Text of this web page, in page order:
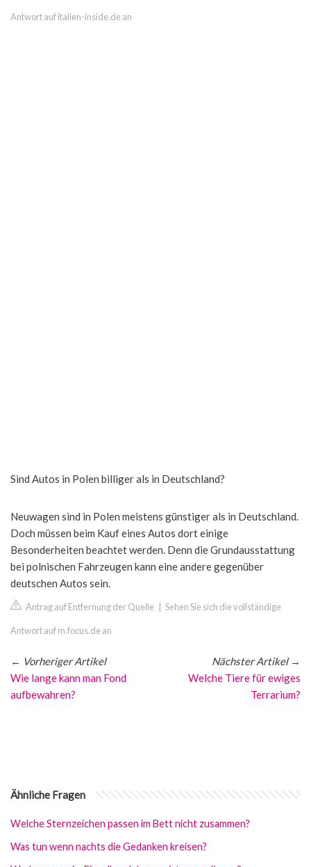
Antwort auf italien-inside.de an
Sind Autos in Polen billiger als in Deutschland?
Neuwagen sind in Polen meistens günstiger als in Deutschland.
Doch müssen beim Kauf eines Autos dort einige
Besonderheiten beachtet werden. Denn die Grundausstattung
bei polnischen Fahrzeugen kann eine andere gegenüber
deutschen Autos sein.
Antrag auf Entfernung der Quelle Sehen Sie sich die vollständige
Antwort auf m.focus.de an
← Vorheriger Artikel
Wie lange kann man Fond
aufbewahren?
Nächster Artikel→
Welche Tiere für ewiges
Terrarium?
Ähnliche Fragen
Welche Sternzeichen passen im Bett nicht zusammen?
Was tun wenn nachts die Gedanken kreisen?